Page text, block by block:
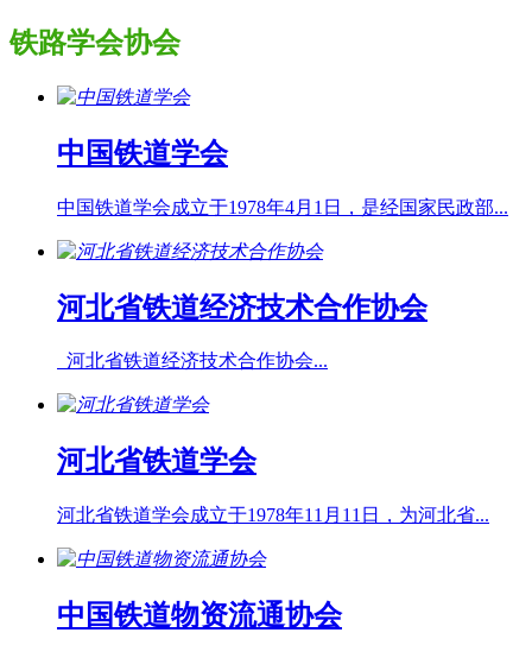
铁路学会协会
中国铁道学会
中国铁道学会成立于1978年4月1日，是经国家民政部...
河北省铁道经济技术合作协会
河北省铁道经济技术合作协会...
河北省铁道学会
河北省铁道学会成立于1978年11月11日，为河北省...
中国铁道物资流通协会